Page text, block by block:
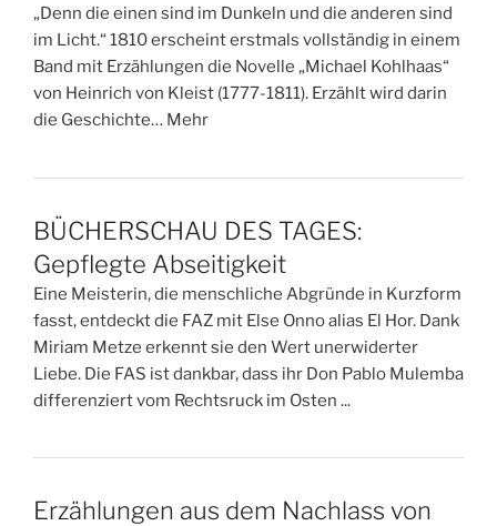
„Denn die einen sind im Dunkeln und die anderen sind
im Licht.“ 1810 erscheint erstmals vollständig in einem
Band mit Erzählungen die Novelle „Michael Kohlhaas“
von Heinrich von Kleist (1777-1811). Erzählt wird darin
die Geschichte… Mehr
BÜCHERSCHAU DES TAGES:
Gepflegte Abseitigkeit
Eine Meisterin, die menschliche Abgründe in Kurzform
fasst, entdeckt die FAZ mit Else Onno alias El Hor. Dank
Miriam Metze erkennt sie den Wert unerwiderter
Liebe. Die FAS ist dankbar, dass ihr Don Pablo Mulemba
differenziert vom Rechtsruck im Osten ...
Erzählungen aus dem Nachlass von